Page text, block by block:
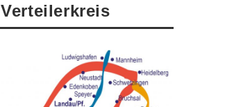
Verteilerkreis